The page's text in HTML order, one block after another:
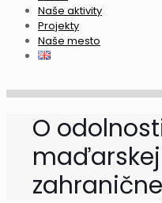
Naše aktivity
Projekty
Naše mesto
O
maďarskej